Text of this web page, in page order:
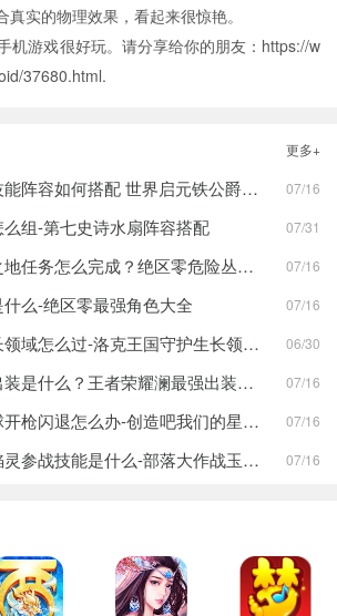
实的物理效果，看起来很惊艳。
机游戏很好玩。请分享给你的朋友：https://w
37680.html.
更多+
世界启元铁公爵技能阵容如何搭配 世界启元铁公爵技能阵容搭配合集 07/16
组-第七史诗水扇阵容搭配 07/31
绝区零危险丛生之地任务怎么完成？绝区零危险丛生之地任务完成攻略 07/16
么-绝区零最强角色大全 07/16
洛克王国守护生长领域怎么过-洛克王国守护生长领域通关攻略 06/30
王者荣耀澜最强出装是什么？王者荣耀澜最强出装分享 07/16
创造吧我们的星球开枪闪退怎么办-创造吧我们的星球开枪闪退合集 07/16
部落大作战玉火焰灵参战技能是什么-部落大作战玉火焰灵参战技能合集 07/16